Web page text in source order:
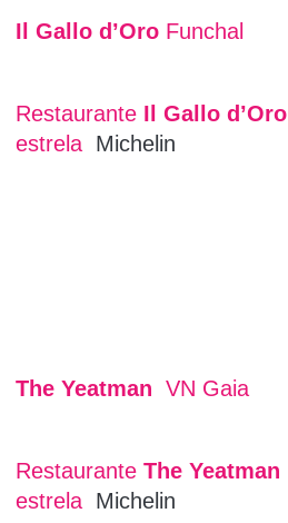
Il Gallo d’Oro Funchal
Restaurante Il Gallo d’Oro
estrela Michelin
The Yeatman VN Gaia
Restaurante The Yeatman
estrela Michelin